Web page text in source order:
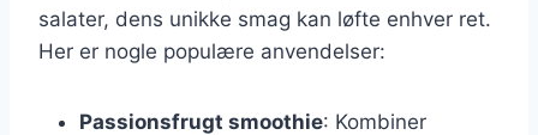
salater, dens unikke smag kan løfte enhver ret.
Her er nogle populære anvendelser:
Passionsfrugt smoothie: Kombiner